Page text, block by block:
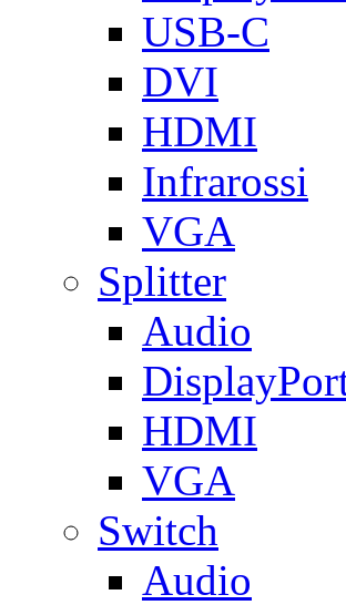
USB-C
DVI
HDMI
Infrarossi
VGA
Splitter
Audio
HDMI
VGA
Switch
Audio